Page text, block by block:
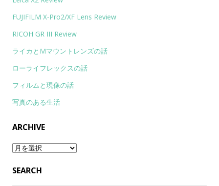
FUJIFILM X-Pro2/XF Lens Review
RICOH GR III Review
ライカとMマウントレンズの話
ローライフレックスの話
フィルムと現像の話
写真のある生活
ARCHIVE
Archive
SEARCH